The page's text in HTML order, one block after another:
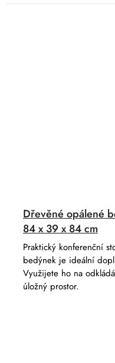
Dřevěné opálené
84 x 39 x 84 cm
Praktický konferenční
bedýnek je ideální
Využijete ho na
úložný prostor.